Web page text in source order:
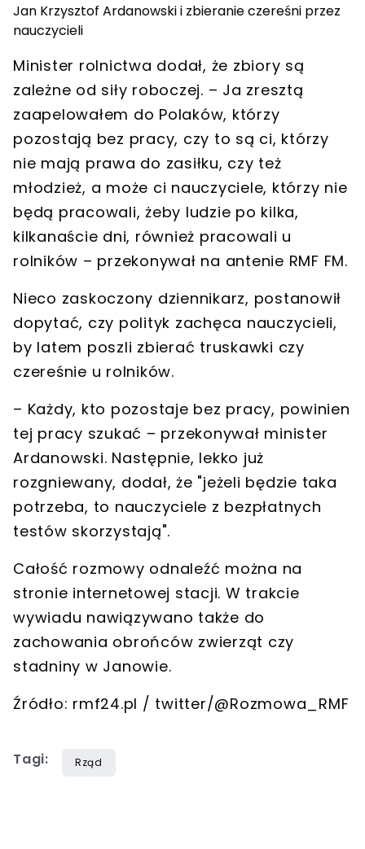
Jan Krzysztof Ardanowski i zbieranie czereśni przez
nauczycieli
Minister rolnictwa dodał, że zbiory są
zależne od siły roboczej. – Ja zresztą
zaapelowałem do Polaków, którzy
pozostają bez pracy, czy to są ci, którzy
nie mają prawa do zasiłku, czy też
młodzież, a może ci nauczyciele, którzy nie
będą pracowali, żeby ludzie po kilka,
kilkanaście dni, również pracowali u
rolników – przekonywał na antenie RMF FM.
Nieco zaskoczony dziennikarz, postanowił
dopytać, czy polityk zachęca nauczycieli,
by latem poszli zbierać truskawki czy
czereśnie u rolników.
– Każdy, kto pozostaje bez pracy, powinien
tej pracy szukać – przekonywał minister
Ardanowski. Następnie, lekko już
rozgniewany, dodał, że "jeżeli będzie taka
potrzeba, to nauczyciele z bezpłatnych
testów skorzystają".
Całość rozmowy odnaleźć można na
stronie internetowej stacji. W trakcie
wywiadu nawiązywano także do
zachowania obrońców zwierząt czy
stadniny w Janowie.
Źródło: rmf24.pl / twitter/@Rozmowa_RMF
Tagi: Rząd